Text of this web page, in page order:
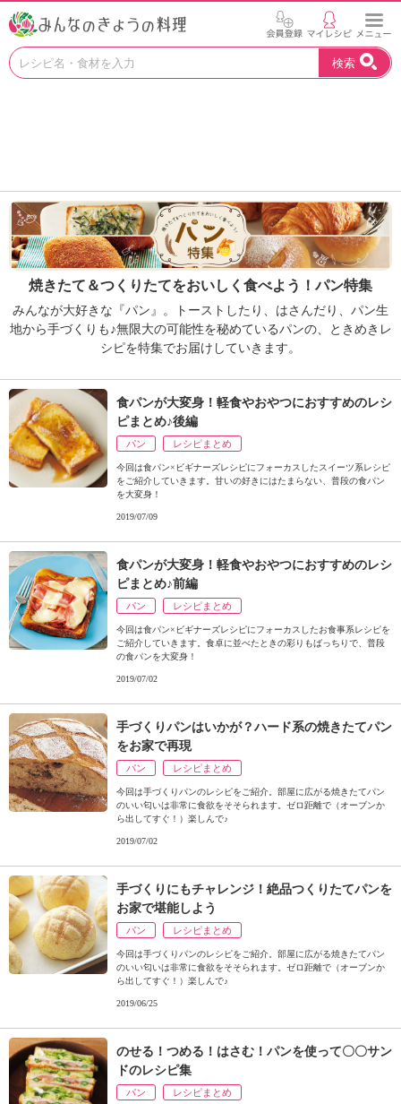
お
つ
け
よ
う
。
N
H
K
ュ
ケ
ー
シ
ョ
ん
な
の
き
ょ
料
理
」
検索
焼きたて＆つくりたてをおいしく食べよう！パン特集
みんなが大好きな『パン』。トーストしたり、はさんだり、パン生
地から手づくりも♪無限大の可能性を秘めているパンの、ときめきレ
シピを特集でお届けしていきます。
食パンが大変身！軽食やおやつにおすすめのレシ
ピまとめ♪後編
パン レシピまとめ
今回は食パン×ビギナーズレシピにフォーカスしたスイーツ系レシピ
をご紹介していきます。甘いの好きにはたまらない、普段の食パン
を大変身！
2019/07/09
食パンが大変身！軽食やおやつにおすすめのレシ
ピまとめ♪前編
パン レシピまとめ
今回は食パン×ビギナーズレシピにフォーカスしたお食事系レシピを
ご紹介していきます。食卓に並べたときの彩りもばっちりで、普段
の食パンを大変身！
2019/07/02
手づくりパンはいかが？ハード系の焼きたてパン
をお家で再現
パン レシピまとめ
今回は手づくりパンのレシピをご紹介。部屋に広がる焼きたてパン
のいい匂いは非常に食欲をそそられます。ゼロ距離で（オーブンか
ら出してすぐ！）楽しんで♪
2019/07/02
手づくりにもチャレンジ！絶品つくりたてパンを
お家で堪能しよう
パン レシピまとめ
今回は手づくりパンのレシピをご紹介。部屋に広がる焼きたてパン
のいい匂いは非常に食欲をそそられます。ゼロ距離で（オーブンか
ら出してすぐ！）楽しんで♪
2019/06/25
のせる！つめる！はさむ！パンを使って〇〇サン
ドのレシピ集
パン レシピまとめ